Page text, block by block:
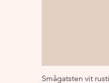
Smågatsten vit